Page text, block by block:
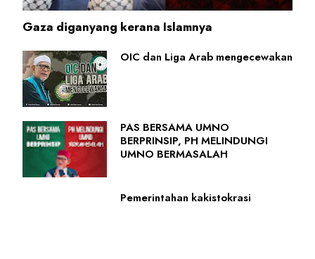
Gaza diganyang kerana Islamnya
OIC dan Liga Arab mengecewakan
PAS BERSAMA UMNO
BERPRINSIP, PH MELINDUNGI
UMNO BERMASALAH
Pemerintahan kakistokrasi